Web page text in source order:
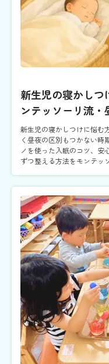
新生児の寝かしつ
ンテッソーリ流
新生児の寝かしつけに悩む
く昼夜の区別もつかない時
ノを使った入眠のコツ、安
ずつ整える方法をモンテッ